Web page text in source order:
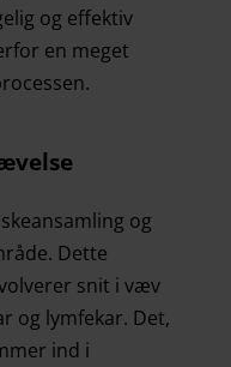
og effektiv
en meget
og
Dette
snit i væv
og lymfekar. Det,
ind i